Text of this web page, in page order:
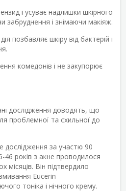
і усуває надлишки шкірного
забруднення і знімаючи макіяж.
позбавляє шкіру від бактерій і
комедонів і не закупорює
дослідження доводять, що
проблемної та схильної до
за участю 90
46 років з акне проводилося
місяців. Він підтвердило
Eucerin
тоніка і нічного крему.